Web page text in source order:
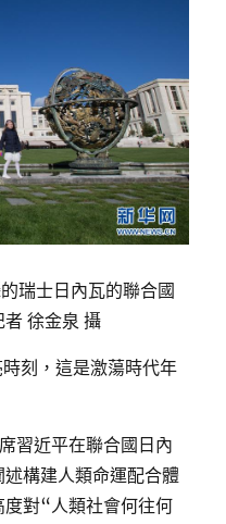
瑞士日內瓦的聯合國
徐金泉 攝
刻，這是激蕩時代年
習近平在聯合國日內
構建人類命運配合體
對“人類社會何往何